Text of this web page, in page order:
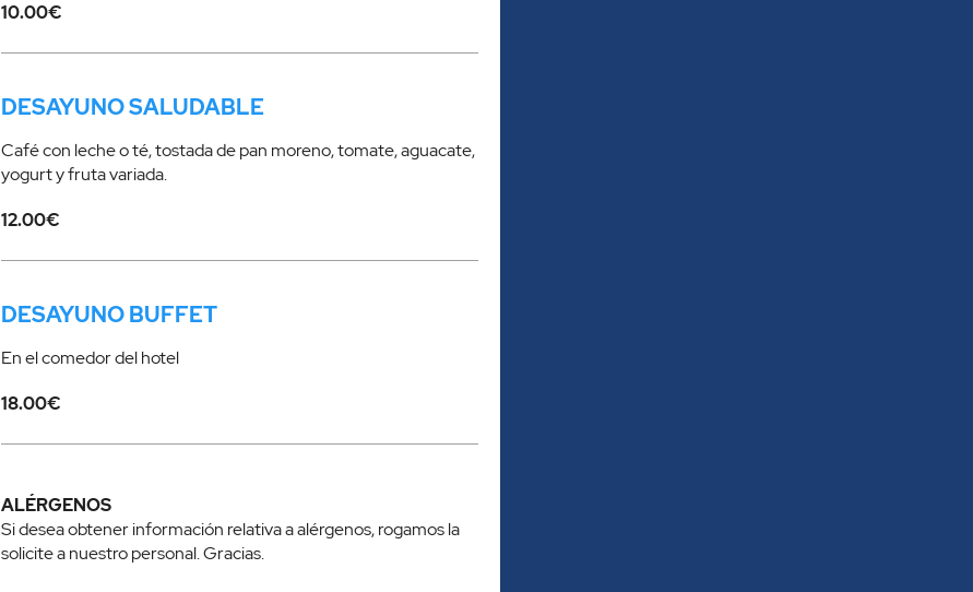
10.00€
DESAYUNO SALUDABLE
Café con leche o té, tostada de pan moreno, tomate, aguacate,
yogurt y fruta variada.
12.00€
DESAYUNO BUFFET
En el comedor del hotel
18.00€
ALÉRGENOS
Si desea obtener información relativa a alérgenos, rogamos la
solicite a nuestro personal. Gracias.